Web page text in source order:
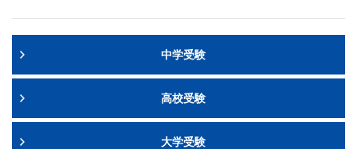
中学受験
高校受験
大学受験